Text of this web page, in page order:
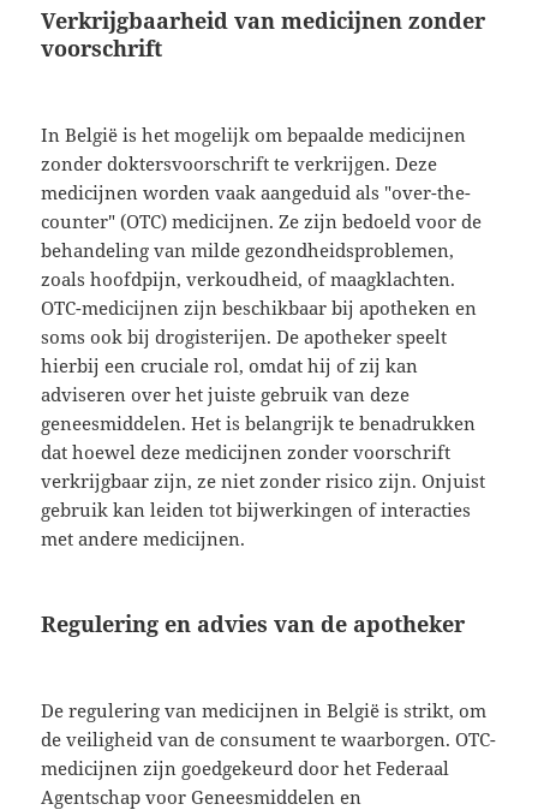
Verkrijgbaarheid van medicijnen zonder
voorschrift
In België is het mogelijk om bepaalde medicijnen
zonder doktersvoorschrift te verkrijgen. Deze
medicijnen worden vaak aangeduid als "over-the-
counter" (OTC) medicijnen. Ze zijn bedoeld voor de
behandeling van milde gezondheidsproblemen,
zoals hoofdpijn, verkoudheid, of maagklachten.
OTC-medicijnen zijn beschikbaar bij apotheken en
soms ook bij drogisterijen. De apotheker speelt
hierbij een cruciale rol, omdat hij of zij kan
adviseren over het juiste gebruik van deze
geneesmiddelen. Het is belangrijk te benadrukken
dat hoewel deze medicijnen zonder voorschrift
verkrijgbaar zijn, ze niet zonder risico zijn. Onjuist
gebruik kan leiden tot bijwerkingen of interacties
met andere medicijnen.
Regulering en advies van de apotheker
De regulering van medicijnen in België is strikt, om
de veiligheid van de consument te waarborgen. OTC-
medicijnen zijn goedgekeurd door het Federaal
Agentschap voor Geneesmiddelen en